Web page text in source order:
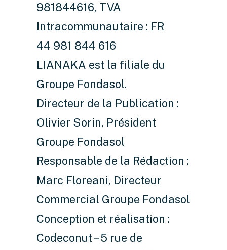
981844616, TVA
Intracommunautaire : FR
44 981 844 616
LIANAKA est la filiale du
Groupe Fondasol.
Directeur de la Publication :
Olivier Sorin, Président
Groupe Fondasol
Responsable de la Rédaction :
Marc Floreani, Directeur
Commercial Groupe Fondasol
Conception et réalisation :
Codeconut – 5 rue de